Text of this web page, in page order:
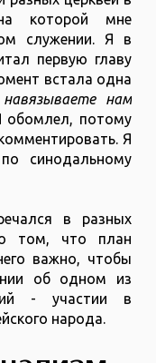
которой мне
служении. Я в
первую главу
встала одна
нам
потому
Я
синодальному
в разных
том, что план
важно, чтобы
об одном из
- участии в
народа.